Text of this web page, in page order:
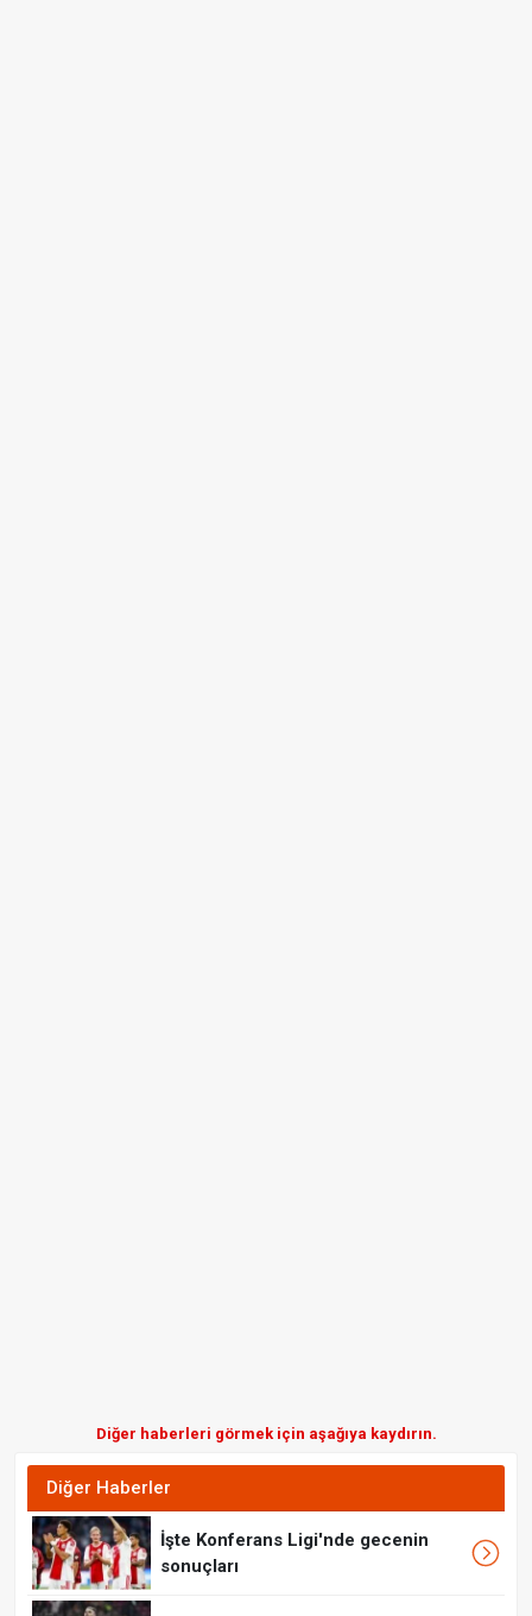
Diğer haberleri görmek için aşağıya kaydırın.
Diğer Haberler
İşte Konferans Ligi'nde gecenin
sonuçları